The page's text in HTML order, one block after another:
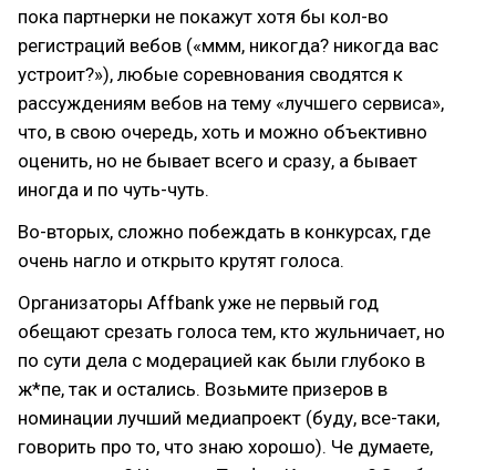
пока партнерки не покажут хотя бы кол-во
регистраций вебов («ммм, никогда? никогда вас
устроит?»), любые соревнования сводятся к
рассуждениям вебов на тему «лучшего сервиса»,
что, в свою очередь, хоть и можно объективно
оценить, но не бывает всего и сразу, а бывает
иногда и по чуть-чуть.
Во-вторых, сложно побеждать в конкурсах, где
очень нагло и открыто крутят голоса.
Организаторы Affbank уже не первый год
обещают срезать голоса тем, кто жульничает, но
по сути дела с модерацией как были глубоко в
ж*пе, так и остались. Возьмите призеров в
номинации лучший медиапроект (буду, все-таки,
говорить про то, что знаю хорошо). Че думаете,